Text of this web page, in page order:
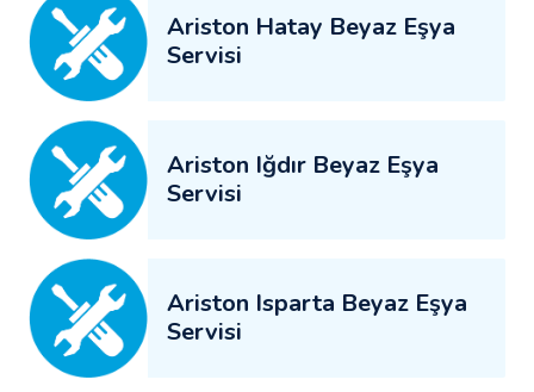
Ariston Hatay Beyaz Eşya
Servisi
Ariston Iğdır Beyaz Eşya
Servisi
Ariston Isparta Beyaz Eşya
Servisi